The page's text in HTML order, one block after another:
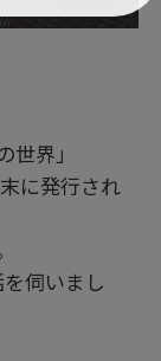
界」
に発行され
伺いまし